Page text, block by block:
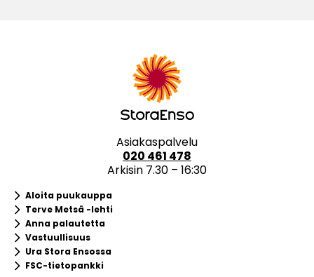
Asiakaspalvelu
020 461 478
Arkisin 7.30 – 16:30
keyboard_arrow_rightAloita puukauppa
keyboard_arrow_rightTerve Metsä -lehti
keyboard_arrow_rightAnna palautetta
keyboard_arrow_rightVastuullisuus
keyboard_arrow_rightUra Stora Ensossa
keyboard_arrow_rightFSC-tietopankki